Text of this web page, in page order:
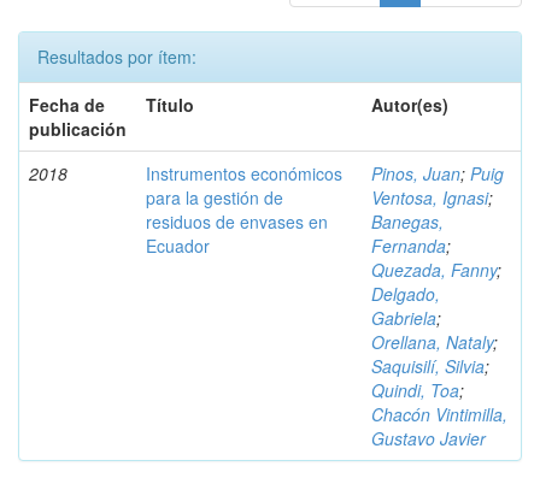
Resultados por ítem:
Fecha de
publicación
Título Autor(es)
2018
Instrumentos económicos
para la gestión de
residuos de envases en
Ecuador
Pinos, Juan; Puig
Ventosa, Ignasi;
Banegas,
Fernanda;
Quezada, Fanny;
Delgado,
Gabriela;
Orellana, Nataly;
Saquisilí, Silvia;
Quindi, Toa;
Chacón Vintimilla,
Gustavo Javier